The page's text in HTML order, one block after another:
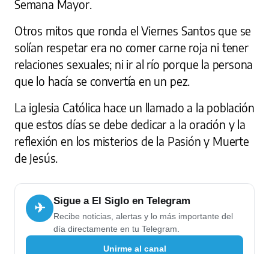
Semana Mayor.
Otros mitos que ronda el Viernes Santos que se
solían respetar era no comer carne roja ni tener
relaciones sexuales; ni ir al río porque la persona
que lo hacía se convertía en un pez.
La iglesia Católica hace un llamado a la población
que estos días se debe dedicar a la oración y la
reflexión en los misterios de la Pasión y Muerte
de Jesús.
✈ Sigue a El Siglo en Telegram
Recibe noticias, alertas y lo más importante del
día directamente en tu Telegram.
Unirme al canal